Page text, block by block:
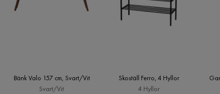
Bänk Valo 157 cm, Svart/Vit
Svart/Vit
Skoställ Ferro, 4 Hyllor
4 Hyllor